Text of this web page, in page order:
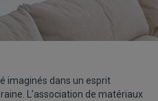
imaginés dans un esprit
L’association de matériaux